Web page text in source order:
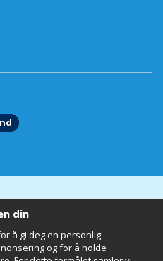
din
å gi deg en personlig
og for å holde